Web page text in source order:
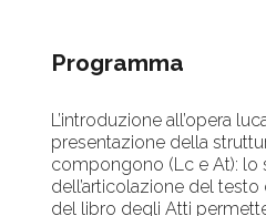
Programma
L’introduzione all’opera
presentazione della
compongono (Lc e At): lo
dell’articolazione del
del libro degli Atti